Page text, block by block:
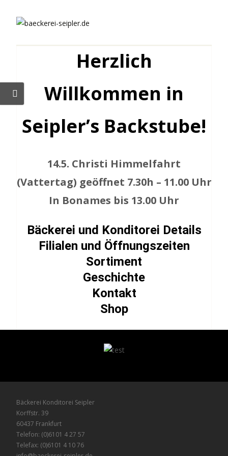
Herzlich
Willkommen in
Seipler’s Backstube!
14.5. Christi Himmelfahrt
(Vattertag) geöffnet 7.30h – 11.00 Uhr
In Bonames bis 13.00 Uhr
Bäckerei und Konditorei Details
Filialen und Öffnungszeiten
Sortiment
Geschichte
Kontakt
Shop
Bäckerei Konditorei Seipler
Korffstr. 39
60437 Frankfurt
Telefon: (0)6101 4 27 57
Telefax: (0)6101 4 10 76